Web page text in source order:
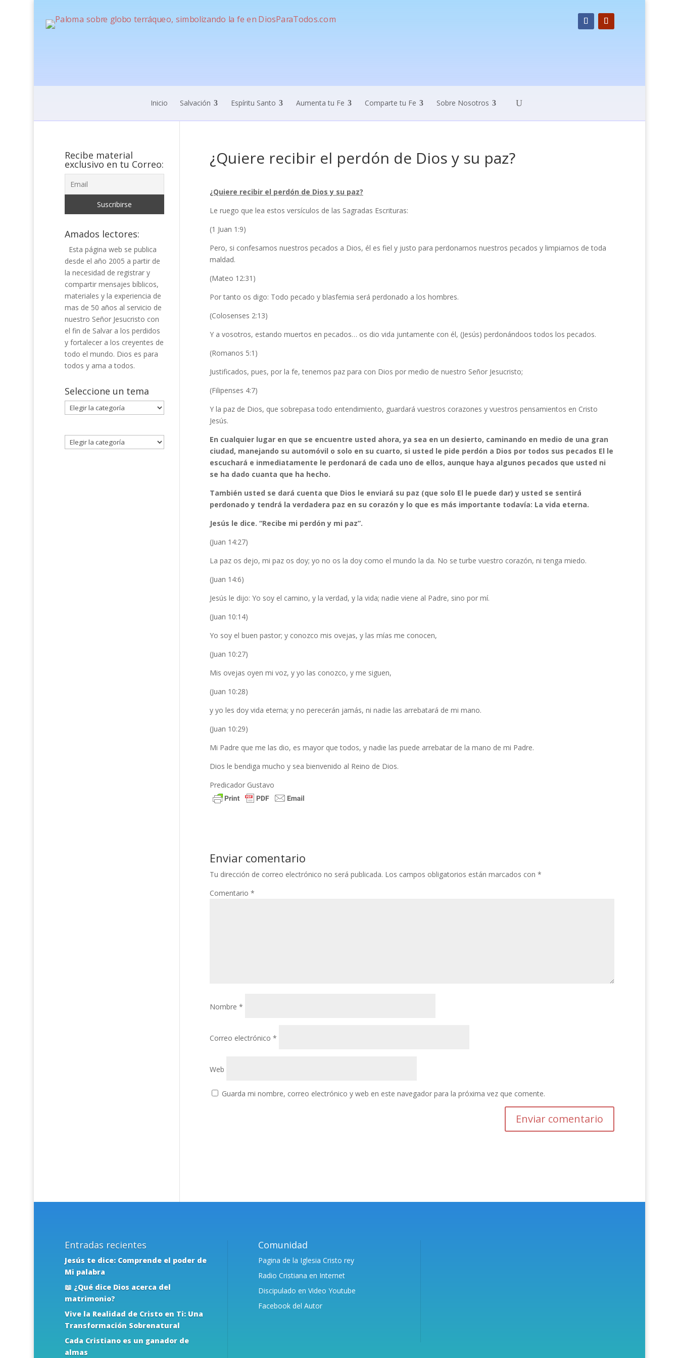
Inicio Salvación Espíritu Santo Aumenta tu Fe Comparte tu Fe Sobre Nosotros
¿Quiere recibir el perdón de Dios y su paz?
¿Quiere recibir el perdón de Dios y su paz?
Le ruego que lea estos versículos de las Sagradas Escrituras:
(1 Juan 1:9)
Pero, si confesamos nuestros pecados a Dios, él es fiel y justo para perdonarnos nuestros pecados y limpiarnos de toda
maldad.
(Mateo 12:31)
Por tanto os digo: Todo pecado y blasfemia será perdonado a los hombres.
(Colosenses 2:13)
Y a vosotros, estando muertos en pecados… os dio vida juntamente con él, (Jesús) perdonándoos todos los pecados.
(Romanos 5:1)
Justificados, pues, por la fe, tenemos paz para con Dios por medio de nuestro Señor Jesucristo;
(Filipenses 4:7)
Y la paz de Dios, que sobrepasa todo entendimiento, guardará vuestros corazones y vuestros pensamientos en Cristo
Jesús.
En cualquier lugar en que se encuentre usted ahora, ya sea en un desierto, caminando en medio de una gran
ciudad, manejando su automóvil o solo en su cuarto, si usted le pide perdón a Dios por todos sus pecados El le
escuchará e inmediatamente le perdonará de cada uno de ellos, aunque haya algunos pecados que usted ni
se ha dado cuanta que ha hecho.
También usted se dará cuenta que Dios le enviará su paz (que solo El le puede dar) y usted se sentirá
perdonado y tendrá la verdadera paz en su corazón y lo que es más importante todavía: La vida eterna.
Jesús le dice. “Recibe mi perdón y mi paz”.
(Juan 14:27)
La paz os dejo, mi paz os doy; yo no os la doy como el mundo la da. No se turbe vuestro corazón, ni tenga miedo.
(Juan 14:6)
Jesús le dijo: Yo soy el camino, y la verdad, y la vida; nadie viene al Padre, sino por mí.
(Juan 10:14)
Yo soy el buen pastor; y conozco mis ovejas, y las mías me conocen,
(Juan 10:27)
Mis ovejas oyen mi voz, y yo las conozco, y me siguen,
(Juan 10:28)
y yo les doy vida eterna; y no perecerán jamás, ni nadie las arrebatará de mi mano.
(Juan 10:29)
Mi Padre que me las dio, es mayor que todos, y nadie las puede arrebatar de la mano de mi Padre.
Dios le bendiga mucho y sea bienvenido al Reino de Dios.
Predicador Gustavo
Enviar comentario
Tu dirección de correo electrónico no será publicada. Los campos obligatorios están marcados con *
Comentario *
Nombre *
Correo electrónico *
Web
Guarda mi nombre, correo electrónico y web en este navegador para la próxima vez que comente.
Recibe material
exclusivo en tu Correo:
Amados lectores:
Esta página web se publica
desde el año 2005 a partir de
la necesidad de registrar y
compartir mensajes bíblicos,
materiales y la experiencia de
mas de 50 años al servicio de
nuestro Señor Jesucristo con
el fin de Salvar a los perdidos
y fortalecer a los creyentes de
todo el mundo. Dios es para
todos y ama a todos.
Seleccione un tema
Seleccione
un
Entradas recientes
Jesús te dice: Comprende el poder de
Mi palabra
📖 ¿Qué dice Dios acerca del
matrimonio?
Vive la Realidad de Cristo en Ti: Una
Transformación Sobrenatural
Cada Cristiano es un ganador de
almas
Comunidad
Pagina de la Iglesia Cristo rey
Radio Cristiana en Internet
Discipulado en Video Youtube
Facebook del Autor